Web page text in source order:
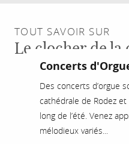
TOUT SAVOIR SUR
Le clocher de la
Concerts
Des concerts d’orgue
cathédrale de Rodez et
long de l’été. Venez
mélodieux variés...